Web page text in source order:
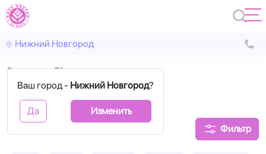
Нижний Новгород
Ваш город - Нижний Новгород?
Да Изменить
Главная 51 роза
51 роза букеты
Фильтр